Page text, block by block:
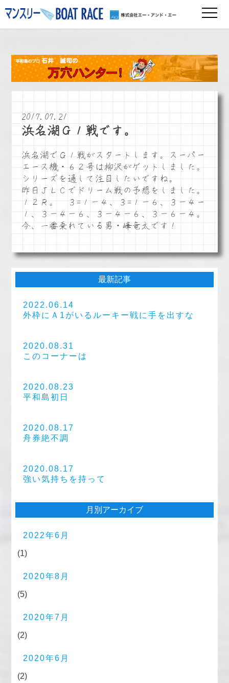
2017.07.21
浜名湖Ｇ１戦です。
浜名湖でＧ１戦がスタートします。スーパー
エース機・６２号は柳沢がゲットしました。
シリーズを通して注目したいですね。
昨日ＪＬＣでドリーム戦の予想をしました。
１２Ｒ。 ３=１－４、３=１－６、３－４ー
１、３－４－６、３－４－６、３－６－４。
今、一番乗れている男・峰竜太です！
最新記事
2022.06.14
外枠にＡ1がいるルーキー戦に手を出すな
2020.08.31
このコーナーは
2020.08.23
平和島初日
2020.08.17
舟券絶不調
2020.08.17
強い気持ちを持って
月別アーカイブ
2022年6月
(1)
2020年8月
(5)
2020年7月
(2)
2020年6月
(2)